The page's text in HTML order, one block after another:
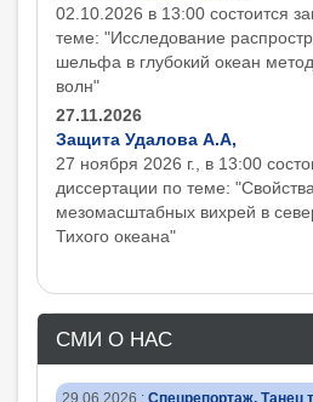
02.10.2026 в 13:00 состоится
теме: "Исследование
шельфа в глубокий океан
волн"
27.11.2026
Защита Удалова А.А,
27 ноября 2026 г., в 13:00
диcсертации по теме:
мезомасштабных вихрей в
Тихого океана"
СМИ О НАС
29.06.2026 : Спецрепортаж. Танец